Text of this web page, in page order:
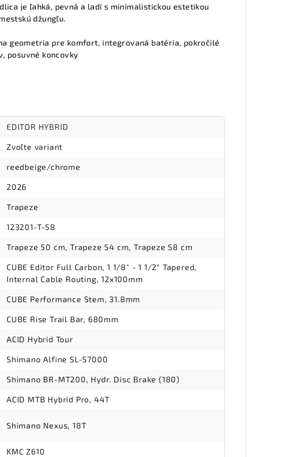
je ľahká, pevná a ladí s minimalistickou estetikou
džungľu.
geometria pre komfort, integrovaná batéria, pokročilé
posuvné koncovky
EDITOR HYBRID
Zvoľte variant
reedbeige/chrome
2026
Trapeze
123201-T-58
Trapeze 50 cm, Trapeze 54 cm, Trapeze 58 cm
CUBE Editor Full Carbon, 1 1/8" - 1 1/2" Tapered,
Internal Cable Routing, 12x100mm
CUBE Performance Stem, 31.8mm
CUBE Rise Trail Bar, 680mm
ACID Hybrid Tour
Shimano Alfine SL-S7000
Shimano BR-MT200, Hydr. Disc Brake (180)
ACID MTB Hybrid Pro, 44T
Shimano Nexus, 18T
KMC Z610